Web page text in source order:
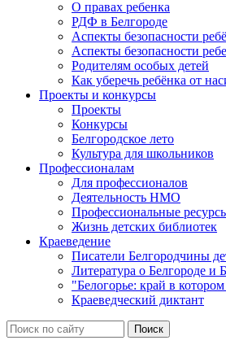
О правах ребенка
РДФ в Белгороде
Аспекты безопасности
Аспекты безопасности
Родителям особых детей
Как уберечь ребёнка от
Проекты и конкурсы
Проекты
Конкурсы
Белгородское лето
Культура для школьников
Профессионалам
Для профессионалов
Деятельность НМО
Профессиональные
Жизнь детских библиотек
Краеведение
Писатели Белгородчины
Литература о Белгороде и
"Белогорье: край в
Краеведческий диктант